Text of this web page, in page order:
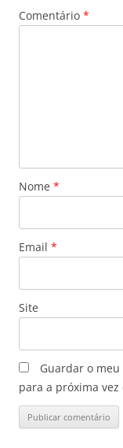
Comentário *
Nome *
Email *
Site
Guardar o
para a próxima